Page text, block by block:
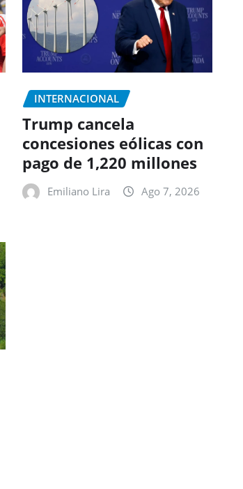
INTERNACIONAL
Trump cancela
concesiones eólicas con
pago de 1,220 millones
Emiliano Lira Ago 7, 2026